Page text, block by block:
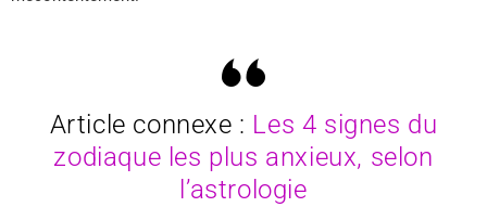
Article connexe : Les 4 signes du
zodiaque les plus anxieux, selon
l’astrologie